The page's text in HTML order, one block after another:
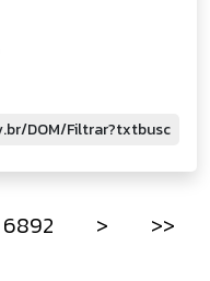
6892 > >>